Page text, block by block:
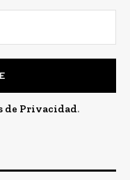
de Privacidad.